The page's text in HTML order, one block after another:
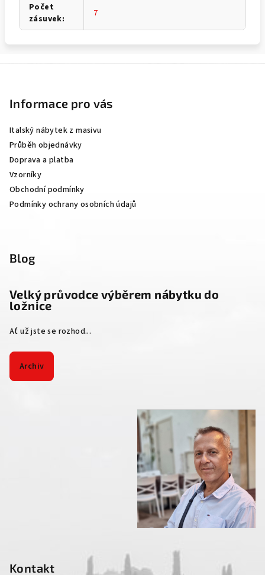
Počet
zásuvek: 7
Informace pro vás
Italský nábytek z masivu
Průběh objednávky
Doprava a platba
Vzorníky
Obchodní podmínky
Podmínky ochrany osobních údajů
Blog
Velký průvodce výběrem nábytku do
ložnice
Ať už jste se rozhod...
Archiv
Kontakt